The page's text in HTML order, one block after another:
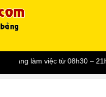
08h30 – 21h tất cả các ngày